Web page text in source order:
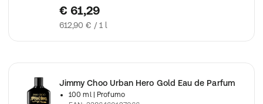
€ 61,29
612,90 € / 1 l
Jimmy Choo Urban Hero Gold Eau de Parfum
100 ml
| Profumo